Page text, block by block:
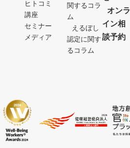
ヒトコミ
講座
セミナー
メディア
関するコラ
ム
えるぼし
認定に関す
るコラム
オンラ
イン相
談予約